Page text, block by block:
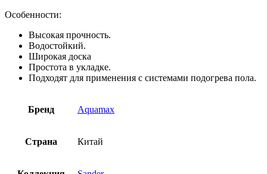
Особенности:
Высокая прочность.
Водостойкий.
Широкая доска
Простота в укладке.
Подходят для применения с системами подогрева пола.
Бренд Aquamax
Страна Китай